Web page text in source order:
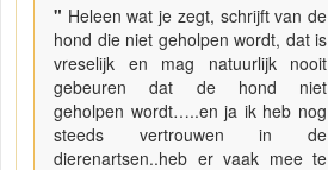
" Heleen wat je zegt, schrijft van de
hond die niet geholpen wordt, dat is
vreselijk en mag natuurlijk nooit
gebeuren dat de hond niet
geholpen wordt…..en ja ik heb nog
steeds vertrouwen in de
dierenartsen..heb er vaak mee te